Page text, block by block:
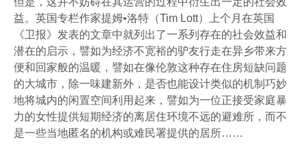
益。英国专栏作家提姆•洛特（Tim Lott）上个月在英国
《卫报》发表的文章中就列出了一系列存在的社会效益和
潜在的启示，譬如为经济不宽裕的驴友行走在异乡带来方
便和回家般的温暖，譬如在像伦敦这种存在住房短缺问题
的大城市，除一味建新外，是否也能设计类似的机制巧妙
地将城内的闲置空间利用起来，譬如为一位正接受家庭暴
力的女性提供短期经济的离居住环境不远的避难所，而不
是一些当地匿名的机构或难民署提供的居所……